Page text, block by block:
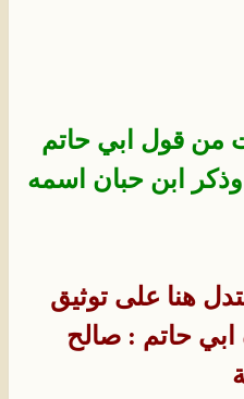
من قول ابي حاتم
ابن حبان اسمه
هنا على توثيق
ابي حاتم : صالح